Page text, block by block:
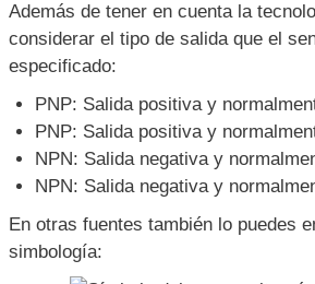
Además de tener en cuenta la
considerar el tipo de salida que el
especificado:
PNP: Salida positiva y
PNP: Salida positiva y
NPN: Salida negativa y
NPN: Salida negativa y
En otras fuentes también lo puedes
simbología: